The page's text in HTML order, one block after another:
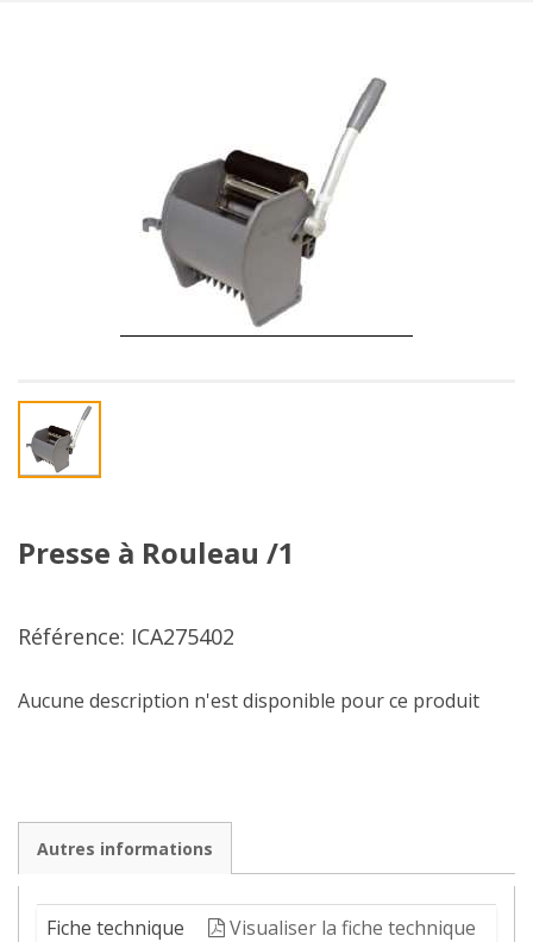
Presse à Rouleau /1
Référence: ICA275402
Aucune description n'est disponible pour ce produit
Autres informations
Fiche technique Visualiser la fiche technique